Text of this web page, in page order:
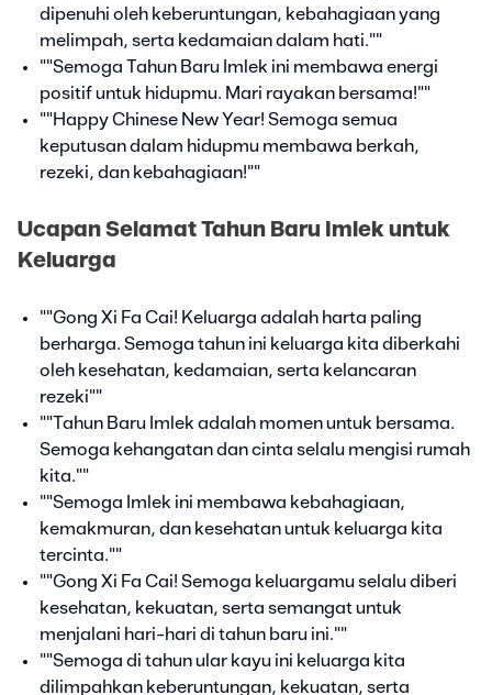
dipenuhi oleh keberuntungan, kebahagiaan yang
melimpah, serta kedamaian dalam hati.""
""Semoga Tahun Baru Imlek ini membawa energi
positif untuk hidupmu. Mari rayakan bersama!""
""Happy Chinese New Year! Semoga semua
keputusan dalam hidupmu membawa berkah,
rezeki, dan kebahagiaan!""
Ucapan Selamat Tahun Baru Imlek untuk
Keluarga
""Gong Xi Fa Cai! Keluarga adalah harta paling
berharga. Semoga tahun ini keluarga kita diberkahi
oleh kesehatan, kedamaian, serta kelancaran
rezeki""
""Tahun Baru Imlek adalah momen untuk bersama.
Semoga kehangatan dan cinta selalu mengisi rumah
kita.""
""Semoga Imlek ini membawa kebahagiaan,
kemakmuran, dan kesehatan untuk keluarga kita
tercinta.""
""Gong Xi Fa Cai! Semoga keluargamu selalu diberi
kesehatan, kekuatan, serta semangat untuk
menjalani hari-hari di tahun baru ini.""
""Semoga di tahun ular kayu ini keluarga kita
dilimpahkan keberuntungan, kekuatan, serta